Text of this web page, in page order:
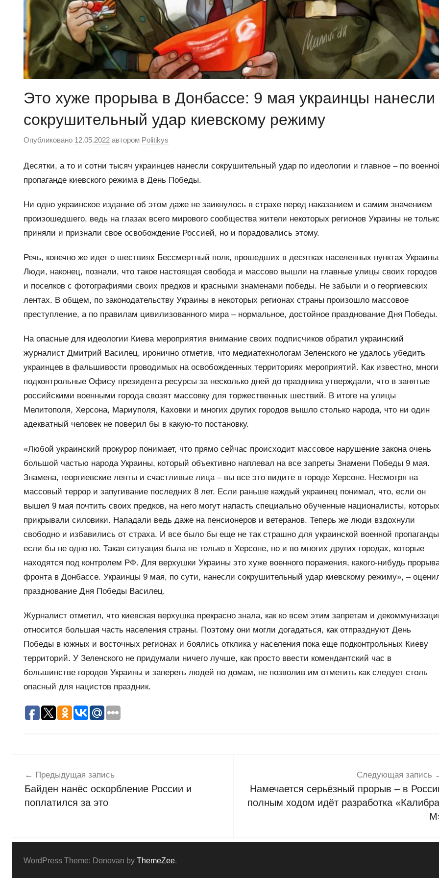
Это хуже прорыва в Донбассе: 9 мая украинцы нанесли
сокрушительный удар киевскому режиму
Опубликовано 12.05.2022 автором Politikys
Десятки, а то и сотни тысяч украинцев нанесли сокрушительный удар по идеологии и главное – по
пропаганде киевского режима в День Победы.
Ни одно украинское издание об этом даже не заикнулось в страхе перед наказанием и самим значением
произошедшего, ведь на глазах всего мирового сообщества жители некоторых регионов Украины не
приняли и признали свое освобождение Россией, но и порадовались этому.
Речь, конечно же идет о шествиях Бессмертный полк, прошедших в десятках населенных пунктах
Люди, наконец, познали, что такое настоящая свобода и массово вышли на главные улицы своих городов
и поселков с фотографиями своих предков и красными знаменами победы. Не забыли и о георгиевских
лентах. В общем, по законодательству Украины в некоторых регионах страны произошло массовое
преступление, а по правилам цивилизованного мира – нормальное, достойное празднование Дня Победы.
На опасные для идеологии Киева мероприятия внимание своих подписчиков обратил украинский
журналист Дмитрий Василец, иронично отметив, что медиатехнологам Зеленского не удалось убедить
украинцев в фальшивости проводимых на освобожденных территориях мероприятий. Как известно,
подконтрольные Офису президента ресурсы за несколько дней до праздника утверждали, что в занятые
российскими военными города свозят массовку для торжественных шествий. В итоге на улицы
Мелитополя, Херсона, Мариуполя, Каховки и многих других городов вышло столько народа, что ни один
адекватный человек не поверил бы в какую-то постановку.
«Любой украинский прокурор понимает, что прямо сейчас происходит массовое нарушение закона очень
большой частью народа Украины, который объективно наплевал на все запреты Знамени Победы 9 мая.
Знамена, георгиевские ленты и счастливые лица – вы все это видите в городе Херсоне. Несмотря на
массовый террор и запугивание последних 8 лет. Если раньше каждый украинец понимал, что, если он
вышел 9 мая почтить своих предков, на него могут напасть специально обученные националисты, которых
прикрывали силовики. Нападали ведь даже на пенсионеров и ветеранов. Теперь же люди вздохнули
свободно и избавились от страха. И все было бы еще не так страшно для украинской военной
если бы не одно но. Такая ситуация была не только в Херсоне, но и во многих других городах, которые
находятся под контролем РФ. Для верхушки Украины это хуже военного поражения, какого-нибудь
фронта в Донбассе. Украинцы 9 мая, по сути, нанесли сокрушительный удар киевскому режиму», –
празднование Дня Победы Василец.
Журналист отметил, что киевская верхушка прекрасно знала, как ко всем этим запретам и
относится большая часть населения страны. Поэтому они могли догадаться, как отпразднуют День
Победы в южных и восточных регионах и боялись отклика у населения пока еще подконтрольных Киеву
территорий. У Зеленского не придумали ничего лучше, как просто ввести комендантский час в
большинстве городов Украины и запереть людей по домам, не позволив им отметить как следует столь
опасный для нацистов праздник.
о
в
о
по
записям
Предыдущая запись
Байден нанёс оскорбление России и
поплатился за это
Следующая запись
Намечается серьёзный прорыв – в
полным ходом идёт разработка
WordPress Theme: Donovan by ThemeZee.